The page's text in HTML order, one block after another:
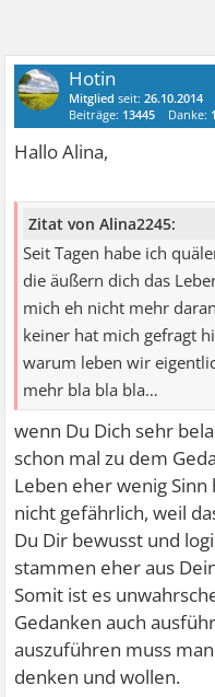
Hotin
Mitglied seit:26.10.2014
Beiträge: 13445 Danke:
Hallo Alina,
Zitat von Alina2245:
Seit Tagen habe ich
die äußern dich das
mich eh nicht mehr
keiner hat mich gefragt
warum leben wir
mehr bla bla bla…
wenn Du Dich sehr
schon mal zu dem
Leben eher wenig
nicht gefährlich, weil
Du Dir bewusst und
stammen eher aus
Somit ist es
Gedanken auch
auszuführen muss
denken und wollen.